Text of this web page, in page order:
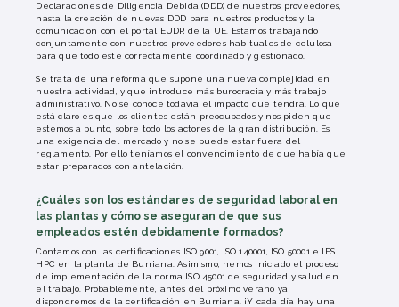
Declaraciones de Diligencia Debida (DDD) de nuestros proveedores,
hasta la creación de nuevas DDD para nuestros productos y la
comunicación con el portal EUDR de la UE. Estamos trabajando
conjuntamente con nuestros proveedores habituales de celulosa
para que todo esté correctamente coordinado y gestionado.
Se trata de una reforma que supone una nueva complejidad en
nuestra actividad, y que introduce más burocracia y más trabajo
administrativo. No se conoce todavía el impacto que tendrá. Lo que
está claro es que los clientes están preocupados y nos piden que
estemos a punto, sobre todo los actores de la gran distribución. Es
una exigencia del mercado y no se puede estar fuera del
reglamento. Por ello teníamos el convencimiento de que había que
estar preparados con antelación.
¿Cuáles son los estándares de seguridad laboral en
las plantas y cómo se aseguran de que sus
empleados estén debidamente formados?
Contamos con las certificaciones ISO 9001, ISO 140001, ISO 50001 e IFS
HPC en la planta de Burriana. Asimismo, hemos iniciado el proceso
de implementación de la norma ISO 45001 de seguridad y salud en
el trabajo. Probablemente, antes del próximo verano ya
dispondremos de la certificación en Burriana. ¡Y cada día hay una